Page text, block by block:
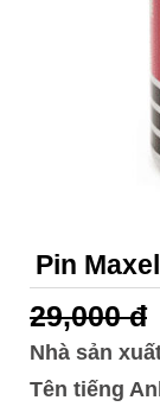
Pin
29,000 đ
Nhà sản
Tên tiếng